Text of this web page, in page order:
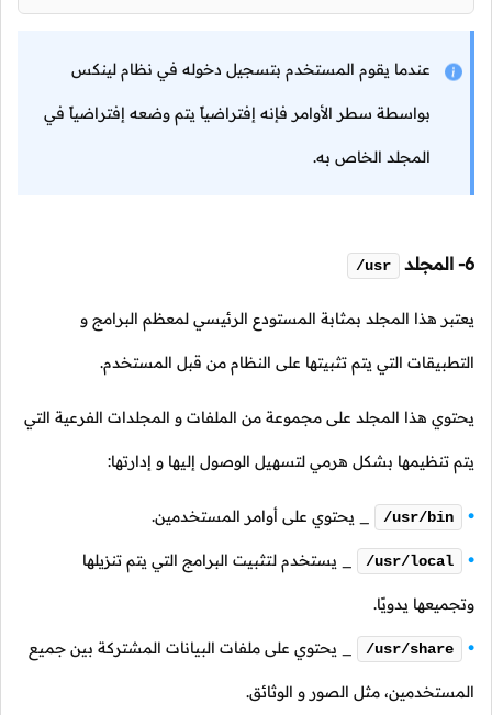
عندما يقوم المستخدم بتسجيل دخوله في نظام لينكس
بواسطة سطر الأوامر فإنه إفتراضياً يتم وضعه إفتراضياً في
المجلد الخاص به.
6- المجلد /usr
يعتبر هذا المجلد بمثابة المستودع الرئيسي لمعظم البرامج و
التطبيقات التي يتم تثبيتها على النظام من قبل المستخدم.
يحتوي هذا المجلد على مجموعة من الملفات و المجلدات الفرعية التي
يتم تنظيمها بشكل هرمي لتسهيل الوصول إليها و إدارتها:
/usr/bin _ يحتوي على أوامر المستخدمين.
/usr/local _ يستخدم لتثبيت البرامج التي يتم تنزيلها
وتجميعها يدويًا.
/usr/share _ يحتوي على ملفات البيانات المشتركة بين جميع
المستخدمين، مثل الصور و الوثائق.